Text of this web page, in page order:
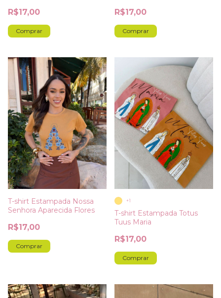
R$17,00
Comprar
R$17,00
Comprar
T-shirt Estampada Nossa
Senhora Aparecida Flores
R$17,00
Comprar
T-shirt Estampada Totus
Tuus Maria
R$17,00
+1
Comprar